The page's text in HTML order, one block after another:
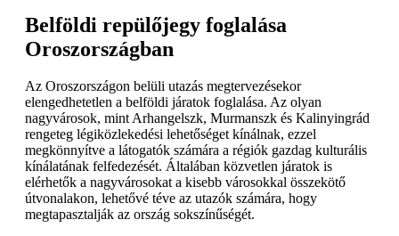
Belföldi repülőjegy foglalása
Oroszországban
Az Oroszországon belüli utazás megtervezésekor
elengedhetetlen a belföldi járatok foglalása. Az olyan
nagyvárosok, mint Arhangelszk, Murmanszk és Kalinyingrád
rengeteg légiközlekedési lehetőséget kínálnak, ezzel
megkönnyítve a látogatók számára a régiók gazdag kulturális
kínálatának felfedezését. Általában közvetlen járatok is
elérhetők a nagyvárosokat a kisebb városokkal összekötő
útvonalakon, lehetővé téve az utazók számára, hogy
megtapasztalják az ország sokszínűségét.